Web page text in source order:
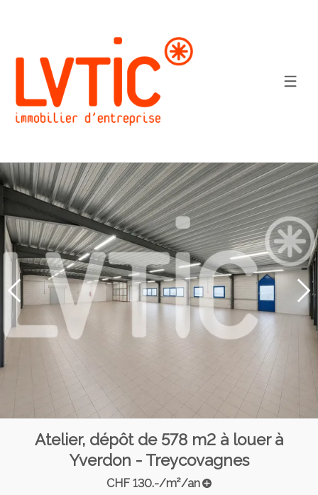
Atelier, dépôt de 578 m2 à louer à
Yverdon - Treycovagnes
CHF 130.-/m²/an